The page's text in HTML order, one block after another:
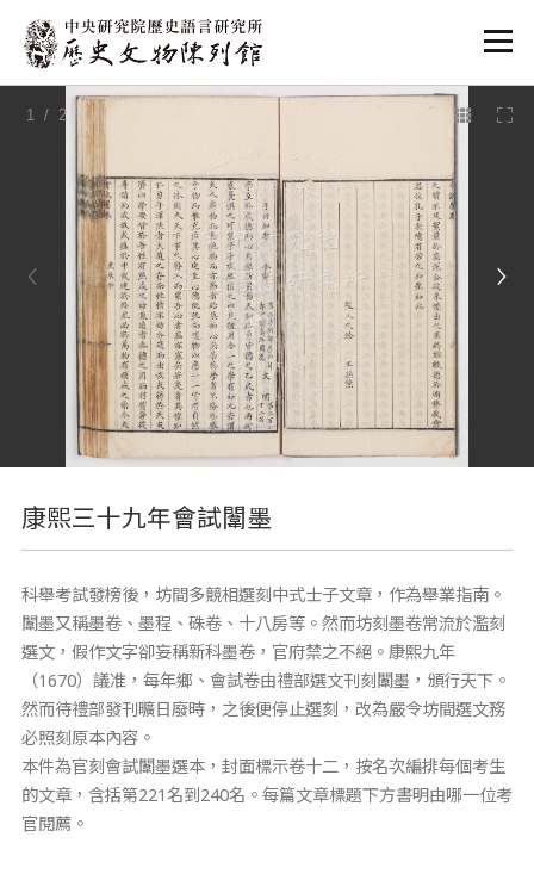
:::
1 / 2
康熙三十九年會試闈墨
科舉考試發榜後，坊間多競相選刻中式士子文章，作為舉業指南。
闈墨又稱墨卷、墨程、硃卷、十八房等。然而坊刻墨卷常流於濫刻
選文，假作文字卻妄稱新科墨卷，官府禁之不絕。康熙九年
（1670）議准，每年鄉、會試卷由禮部選文刊刻闈墨，頒行天下。
然而待禮部發刊曠日廢時，之後便停止選刻，改為嚴令坊間選文務
必照刻原本內容。
本件為官刻會試闈墨選本，封面標示卷十二，按名次編排每個考生
的文章，含括第221名到240名。每篇文章標題下方書明由哪一位考
官閱薦。